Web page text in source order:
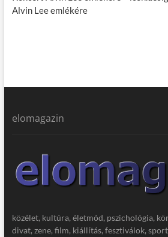
Alvin Lee emlékére
elomagazin
közélet, kultúra, életmód, pszichológia,
divat, zene, film, kiállítás, fesztiválok,